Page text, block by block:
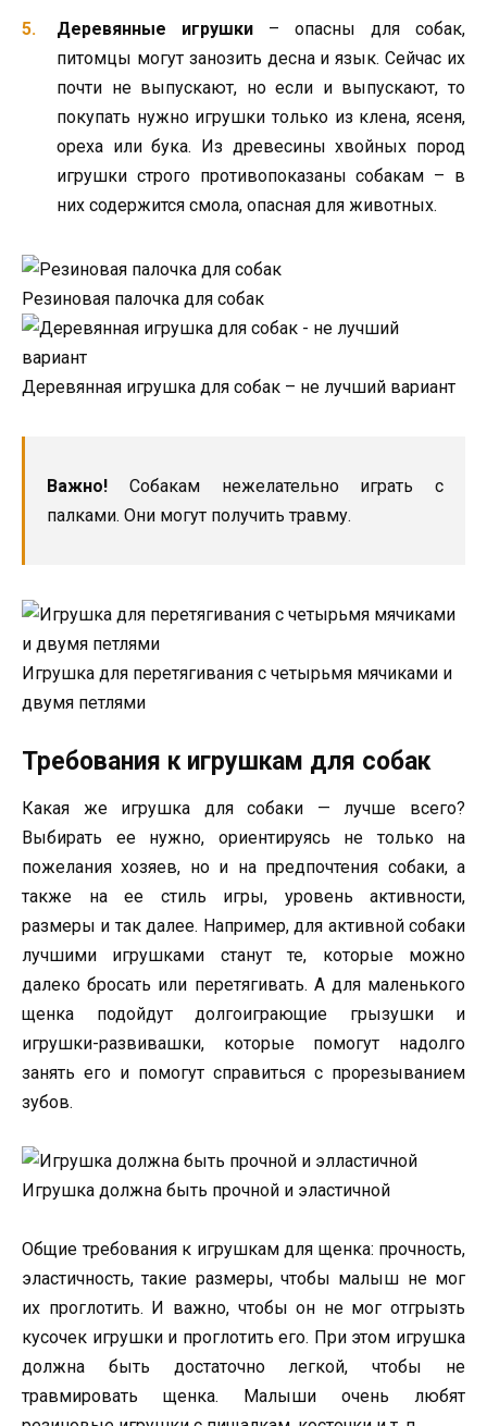
Деревянные игрушки – опасны для собак,
питомцы могут занозить десна и язык. Сейчас их
почти не выпускают, но если и выпускают, то
покупать нужно игрушки только из клена, ясеня,
ореха или бука. Из древесины хвойных пород
игрушки строго противопоказаны собакам – в
них содержится смола, опасная для животных.
Резиновая палочка для собак
Деревянная игрушка для собак – не лучший вариант
Важно! Собакам нежелательно играть с
палками. Они могут получить травму.
Игрушка для перетягивания с четырьмя мячиками и
двумя петлями
Требования к игрушкам для собак
Какая же игрушка для собаки — лучше всего?
Выбирать ее нужно, ориентируясь не только на
пожелания хозяев, но и на предпочтения собаки, а
также на ее стиль игры, уровень активности,
размеры и так далее. Например, для активной собаки
лучшими игрушками станут те, которые можно
далеко бросать или перетягивать. А для маленького
щенка подойдут долгоиграющие грызушки и
игрушки-развивашки, которые помогут надолго
занять его и помогут справиться с прорезыванием
зубов.
Игрушка должна быть прочной и эластичной
Общие требования к игрушкам для щенка: прочность,
эластичность, такие размеры, чтобы малыш не мог
их проглотить. И важно, чтобы он не мог отгрызть
кусочек игрушки и проглотить его. При этом игрушка
должна быть достаточно легкой, чтобы не
травмировать щенка. Малыши очень любят